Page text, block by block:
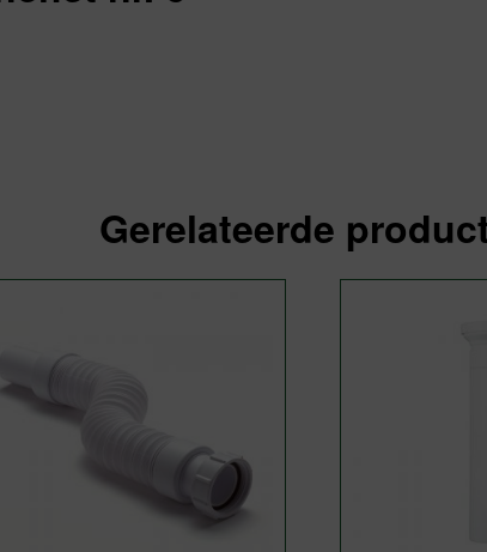
Gerelateerde